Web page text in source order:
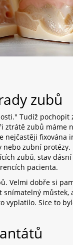
zubů
Tudíž
ztrátě zubů máme
nejčastěji fixována
zubní
zubů, stav
pacienta.
Velmi dobře si
můstek,
Sice to